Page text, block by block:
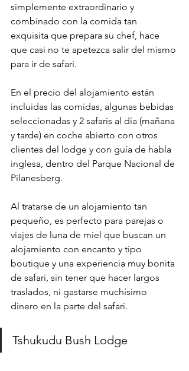
simplemente extraordinario y
combinado con la comida tan
exquisita que prepara su chef, hace
que casi no te apetezca salir del mismo
para ir de safari.
En el precio del alojamiento están
incluidas las comidas, algunas bebidas
seleccionadas y 2 safaris al día (mañana
y tarde) en coche abierto con otros
clientes del lodge y con guía de habla
inglesa, dentro del Parque Nacional de
Pilanesberg.
Al tratarse de un alojamiento tan
pequeño, es perfecto para parejas o
viajes de luna de miel que buscan un
alojamiento con encanto y tipo
boutique y una experiencia muy bonita
de safari, sin tener que hacer largos
traslados, ni gastarse muchísimo
dinero en la parte del safari.
Tshukudu Bush Lodge